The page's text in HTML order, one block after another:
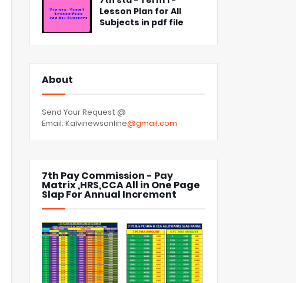
Lesson Plan for All
Subjects in pdf file
About
Send Your Request @
Email: Kalvinewsonline@gmail.com
7th Pay Commission - Pay
Matrix ,HRS,CCA All in One Page
Slap For Annual Increment